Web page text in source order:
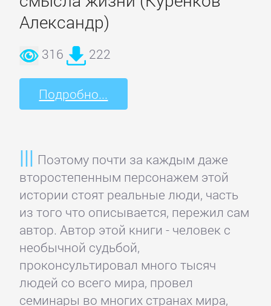
Александр)
316 222
Подробно...
Поэтому почти за каждым даже
второстепенным персонажем этой
истории стоят реальные люди, часть
из того что описывается, пережил сам
автор. Автор этой книги - человек с
необычной судьбой,
проконсультировал много тысяч
людей со всего мира, провел
семинары во многих странах мира,
Животные
Зарубежная
прикладная
научно-
популярная
литература
Здоровье
Кулинария